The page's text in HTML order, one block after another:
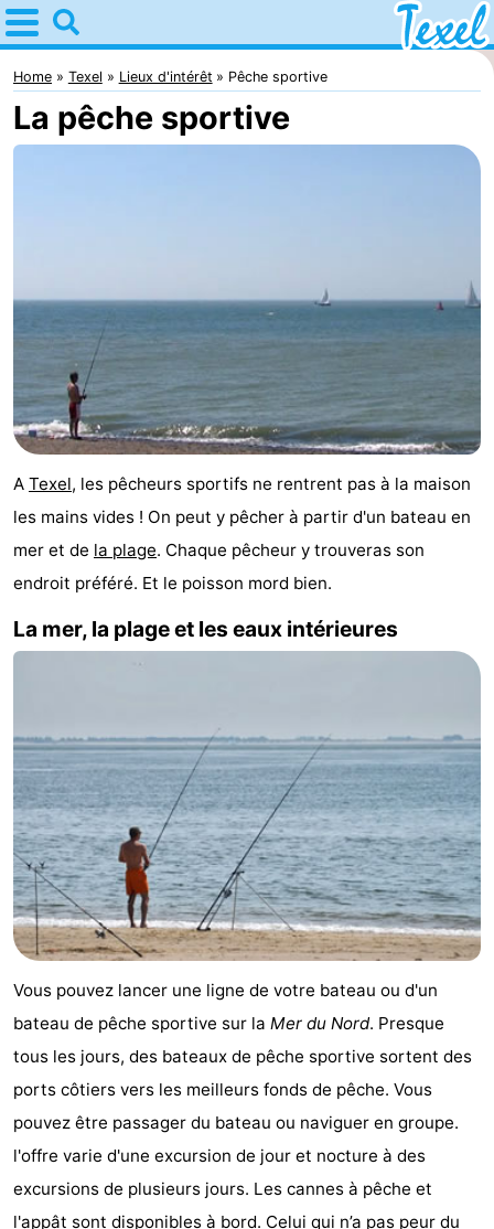
Home
Texel
Astuces
Hoorn
De
-
Koog
Oudeschild
-
Waal
Oosterend
Nature
points
de
vue
la
nuit
Appartements
-
Bosch
en
Zee
-
De
Vlijt
-
Hoeve
Holland
Land
en
Zeezicht
-
Strandhuys
-
Strandplevier
Campings
Chambre
d'hôtes
Chaumières
Home Texel Lieux d'intérêt Pêche sportive
La pêche sportive
A Texel, les pêcheurs sportifs ne rentrent pas à la maison
les mains vides ! On peut y pêcher à partir d'un bateau en
mer et de la plage. Chaque pêcheur y trouveras son
endroit préféré. Et le poisson mord bien.
La mer, la plage et les eaux intérieures
Vous pouvez lancer une ligne de votre bateau ou d'un
bateau de pêche sportive sur la Mer du Nord. Presque
tous les jours, des bateaux de pêche sportive sortent des
ports côtiers vers les meilleurs fonds de pêche. Vous
pouvez être passager du bateau ou naviguer en groupe.
l'offre varie d'une excursion de jour et nocture à des
excursions de plusieurs jours. Les cannes à pêche et
l'appât sont disponibles à bord. Celui qui n’a pas peur du